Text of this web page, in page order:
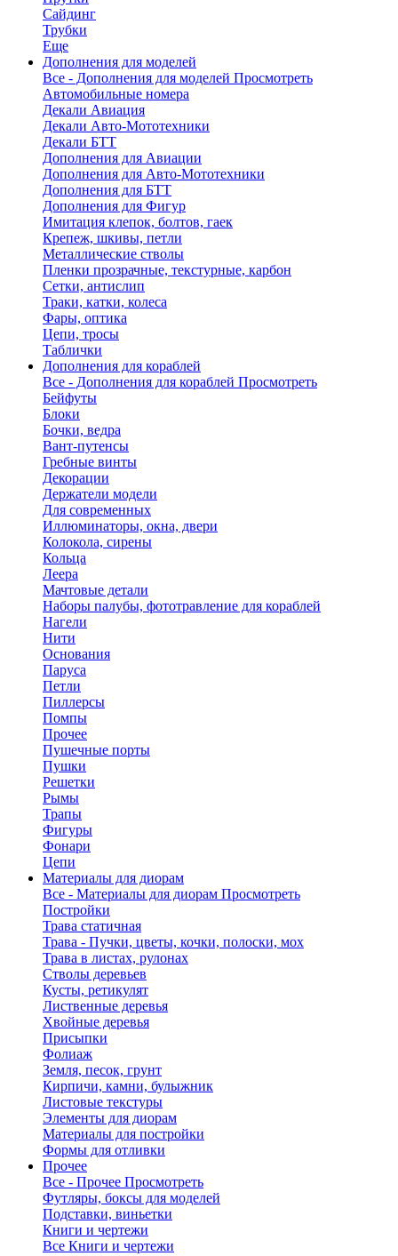
Сайдинг
Трубки
Еще
Дополнения для моделей
Все - Дополнения для моделей Просмотреть
Автомобильные номера
Декали Авиация
Декали Авто-Мототехники
Декали БТТ
Дополнения для Авиации
Дополнения для Авто-Мототехники
Дополнения для БТТ
Дополнения для Фигур
Имитация клепок, болтов, гаек
Крепеж, шкивы, петли
Металлические стволы
Пленки прозрачные, текстурные, карбон
Сетки, антислип
Траки, катки, колеса
Фары, оптика
Цепи, тросы
Таблички
Дополнения для кораблей
Все - Дополнения для кораблей Просмотреть
Бейфуты
Блоки
Бочки, ведра
Вант-путенсы
Гребные винты
Декорации
Держатели модели
Для современных
Иллюминаторы, окна, двери
Колокола, сирены
Кольца
Леера
Мачтовые детали
Наборы палубы, фототравление для кораблей
Нагели
Нити
Основания
Паруса
Петли
Пиллерсы
Помпы
Прочее
Пушечные порты
Пушки
Решетки
Рымы
Трапы
Фигуры
Фонари
Цепи
Материалы для диорам
Все - Материалы для диорам Просмотреть
Постройки
Трава статичная
Трава - Пучки, цветы, кочки, полоски, мох
Трава в листах, рулонах
Стволы деревьев
Кусты, ретикулят
Лиственные деревья
Хвойные деревья
Присыпки
Фолиаж
Земля, песок, грунт
Кирпичи, камни, булыжник
Листовые текстуры
Элементы для диорам
Материалы для постройки
Формы для отливки
Прочее
Все - Прочее Просмотреть
Футляры, боксы для моделей
Подставки, виньетки
Книги и чертежи
Все Книги и чертежи